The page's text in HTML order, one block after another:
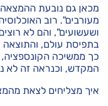
מכאן גם נובעת ההמצאה
מעורבים". רוב
ושעשועים", והם לא
בתפיסת עולם, והתוצאה
כך ממשיכה הקונספציה,
המקדש, וכנראה זה לא
איך מצליחים לצאת